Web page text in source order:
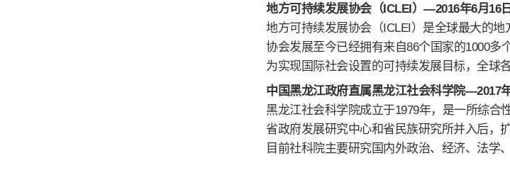
地方可持续发展协会（ICLEI）—2016年6月16
地方可持续发展协会（ICLEI）是全球最大的地
协会发展至今已经拥有来自86个国家的1000多
为实现国际社会设置的可持续发展目标，全球
中国黑龙江政府直属黑龙江社会科学院—2017
黑龙江社会科学院成立于1979年，是一所综合
省政府发展研究中心和省民族研究所并入后，
目前社科院主要研究国内外政治、经济、法学